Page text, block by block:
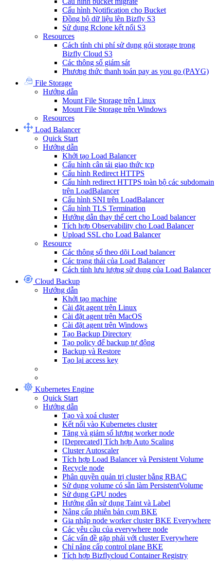
Cấu hình Notification cho Bucket
Đồng bộ dữ liệu lên Bizfly S3
Sử dụng Rclone kết nối S3
Resources
Cách tính chi phí sử dụng gói storage trong
Bizfly Cloud S3
Các thông số giám sát
Phương thức thanh toán pay as you go (PAYG)
File Storage
Hướng dẫn
Mount File Storage trên Linux
Mount File Storage trên Windows
Resources
Load Balancer
Quick Start
Hướng dẫn
Khởi tạo Load Balancer
Cấu hình cân tải giao thức tcp
Cấu hình Redirect HTTPS
Cấu hình redirect HTTPS toàn bộ các subdomain
trên LoadBalancer
Cấu hình SNI trên LoadBalancer
Cấu hình TLS Termination
Hướng dẫn thay thế cert cho Load balancer
Tích hợp Observability cho Load Balancer
Upload SSL cho Load Balancer
Resource
Các thông số theo dõi Load balancer
Các trạng thái của Load Balancer
Cách tính lưu lượng sử dụng của Load Balancer
Cloud Backup
Hướng dẫn
Khởi tạo machine
Cài đặt agent trên Linux
Cài đặt agent trên MacOS
Cài đặt agent trên Windows
Tạo Backup Directory
Tạo policy để backup tự động
Backup và Restore
Tạo lại access key
Kubernetes Engine
Quick Start
Hướng dẫn
Tạo và xoá cluster
Kết nối vào Kubernetes cluster
Tăng và giảm số lượng worker node
[Deprecated] Tích hợp Auto Scaling
Cluster Autoscaler
Tích hợp Load Balancer và Persistent Volume
Recycle node
Phân quyền quản trị cluster bằng RBAC
Sử dụng volume có sẵn làm PersistentVolume
Sử dụng GPU nodes
Hướng dẫn sử dụng Taint và Label
Nâng cấp phiên bản cụm BKE
Gia nhập node worker cluster BKE Everywhere
Các yêu cầu của everywhere node
Các vấn đề gặp phải với cluster Everywhere
Chỉ nâng cấp control plane BKE
Tích hợp Bizflycloud Container Registry